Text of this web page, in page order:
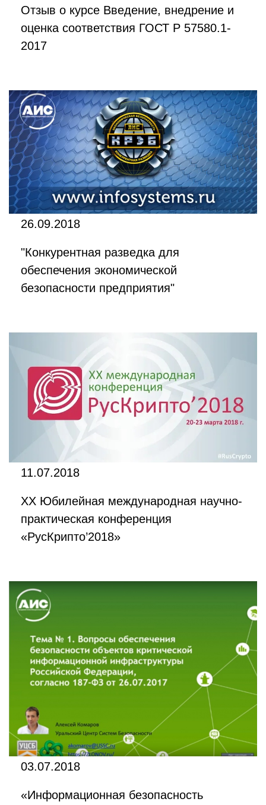
Отзыв о курсе Введение, внедрение и
оценка соответствия ГОСТ Р 57580.1-
2017
26.09.2018
"Конкурентная разведка для
обеспечения экономической
безопасности предприятия"
11.07.2018
XX Юбилейная международная научно-
практическая конференция
«РусКрипто’2018»
03.07.2018
«Информационная безопасность